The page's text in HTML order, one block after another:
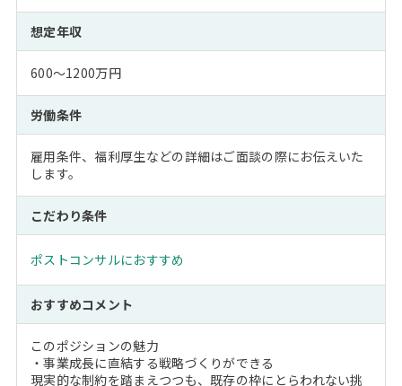
想定年収
600～1200万円
労働条件
雇用条件、福利厚生などの詳細はご面談の際にお伝えいた
します。
こだわり条件
ポストコンサルにおすすめ
おすすめコメント
このポジションの魅力
・事業成長に直結する戦略づくりができる
現実的な制約を踏まえつつも、既存の枠にとらわれない挑